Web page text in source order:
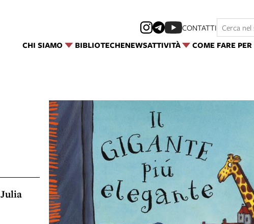
CHI SIAMO BIBLIOTECHENEWSATTIVITÀ COME FARE PER
CONTATTI
Julia